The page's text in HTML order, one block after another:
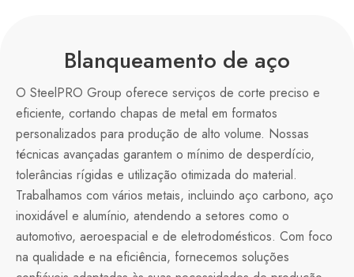
Blanqueamento de aço
O SteelPRO Group oferece serviços de corte preciso e
eficiente, cortando chapas de metal em formatos
personalizados para produção de alto volume. Nossas
técnicas avançadas garantem o mínimo de desperdício,
tolerâncias rígidas e utilização otimizada do material.
Trabalhamos com vários metais, incluindo aço carbono, aço
inoxidável e alumínio, atendendo a setores como o
automotivo, aeroespacial e de eletrodomésticos. Com foco
na qualidade e na eficiência, fornecemos soluções